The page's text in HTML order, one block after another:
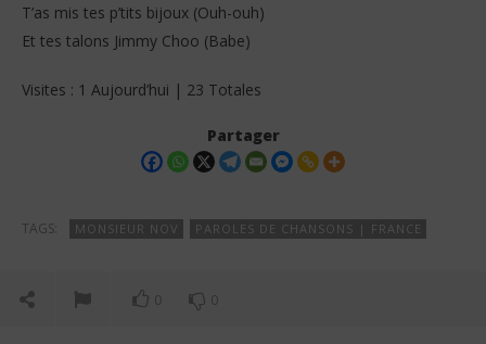
T’as mis tes p’tits bijoux (Ouh-ouh)
Et tes talons Jimmy Choo (Babe)
Visites : 1 Aujourd’hui | 23 Totales
Partager
TAGS: MONSIEUR NOV PAROLES DE CHANSONS | FRANCE
0 0